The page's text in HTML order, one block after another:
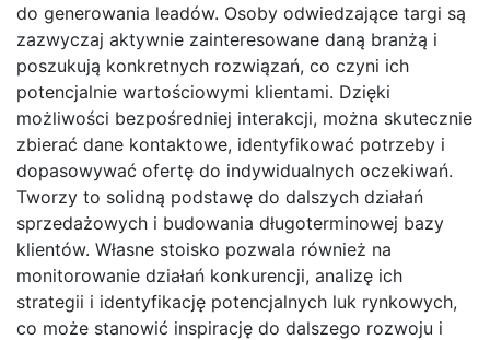
do generowania leadów. Osoby odwiedzające targi są
zazwyczaj aktywnie zainteresowane daną branżą i
poszukują konkretnych rozwiązań, co czyni ich
potencjalnie wartościowymi klientami. Dzięki
możliwości bezpośredniej interakcji, można skutecznie
zbierać dane kontaktowe, identyfikować potrzeby i
dopasowywać ofertę do indywidualnych oczekiwań.
Tworzy to solidną podstawę do dalszych działań
sprzedażowych i budowania długoterminowej bazy
klientów. Własne stoisko pozwala również na
monitorowanie działań konkurencji, analizę ich
strategii i identyfikację potencjalnych luk rynkowych,
co może stanowić inspirację do dalszego rozwoju i